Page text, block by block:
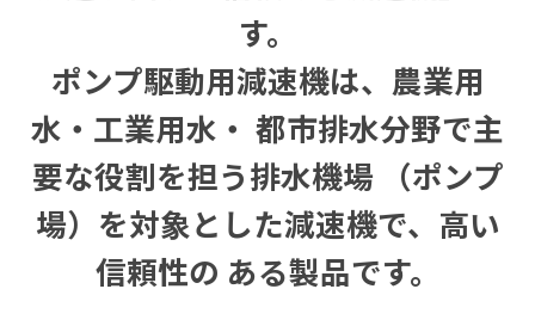
す。
ポンプ駆動用減速機は、農業用
水・工業用水・ 都市排水分野で主
要な役割を担う排水機場 （ポンプ
場）を対象とした減速機で、高い
信頼性の ある製品です。